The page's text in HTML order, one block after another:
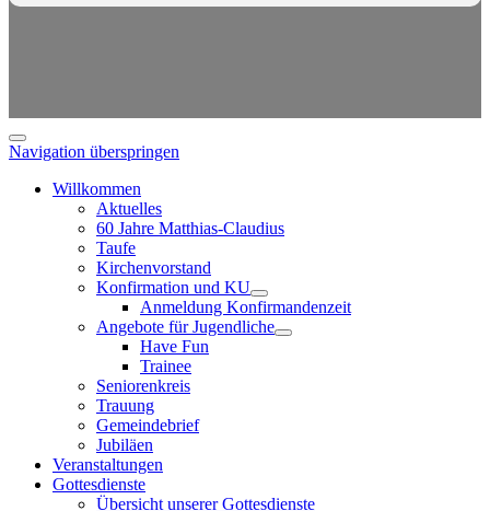
Navigation überspringen
Willkommen
Aktuelles
60 Jahre Matthias-Claudius
Taufe
Kirchenvorstand
Konfirmation und KU
Anmeldung Konfirmandenzeit
Angebote für Jugendliche
Have Fun
Trainee
Seniorenkreis
Trauung
Gemeindebrief
Jubiläen
Veranstaltungen
Gottesdienste
Übersicht unserer Gottesdienste